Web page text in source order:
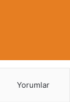
Yorumlar